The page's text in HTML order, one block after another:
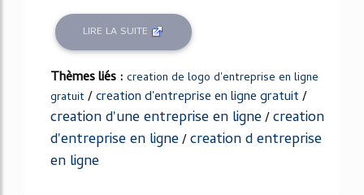
LIRE LA SUITE
Thèmes liés : creation de logo d'entreprise en ligne
gratuit/creation d'entreprise en ligne gratuit/
creation d'une entreprise en ligne/creation
d'entreprise en ligne/creation d entreprise
en ligne